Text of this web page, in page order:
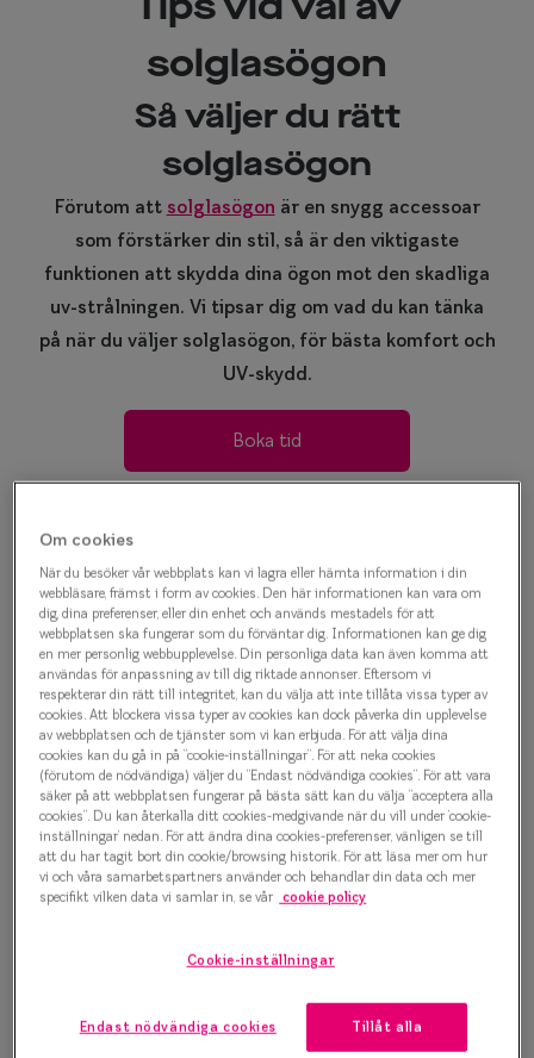
Olika
Taberg
Efva
Tips vid val av
solglasögon
Så väljer du rätt
solglasögon
Förutom att solglasögon är en snygg accessoar
som förstärker din stil, så är den viktigaste
funktionen att skydda dina ögon mot den skadliga
uv-strålningen. Vi tipsar dig om vad du kan tänka
på när du väljer solglasögon, för bästa komfort och
UV-skydd.
Boka tid
Om cookies
När du besöker vår webbplats kan vi lagra eller hämta information i din
webbläsare, främst i form av cookies. Den här informationen kan vara om
dig, dina preferenser, eller din enhet och används mestadels för att
webbplatsen ska fungerar som du förväntar dig. Informationen kan ge dig
en mer personlig webbupplevelse. Din personliga data kan även komma att
användas för anpassning av till dig riktade annonser. Eftersom vi
respekterar din rätt till integritet, kan du välja att inte tillåta vissa typer av
cookies. Att blockera vissa typer av cookies kan dock påverka din upplevelse
av webbplatsen och de tjänster som vi kan erbjuda. För att välja dina
cookies kan du gå in på ”cookie-inställningar”. För att neka cookies
(förutom de nödvändiga) väljer du ”Endast nödvändiga cookies”. För att vara
säker på att webbplatsen fungerar på bästa sätt kan du välja ”acceptera alla
cookies”. Du kan återkalla ditt cookies-medgivande när du vill under ’cookie-
inställningar’ nedan. För att ändra dina cookies-preferenser, vänligen se till
att du har tagit bort din cookie/browsing historik. För att läsa mer om hur
vi och våra samarbetspartners använder och behandlar din data och mer
specifikt vilken data vi samlar in, se vår cookie policy
Cookie-inställningar
Endast nödvändiga cookies Tillåt alla